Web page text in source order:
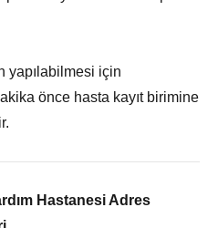
yapılabilmesi için
önce hasta kayıt birimine
Hastanesi Adres